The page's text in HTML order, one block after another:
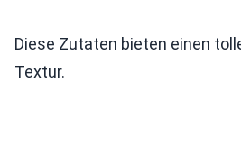
Diese Zutaten bieten einen
Textur.